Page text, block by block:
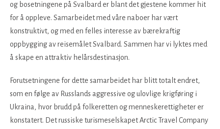
og bosetningene på Svalbard er blant det gjestene kommer hit
for å oppleve. Samarbeidet med våre naboer har vært
konstruktivt, og med en felles interesse av bærekraftig
oppbygging av reisemålet Svalbard. Sammen har vi lyktes med
å skape en attraktiv helårsdestinasjon.
Forutsetningene for dette samarbeidet har blitt totalt endret,
som en følge av Russlands aggressive og ulovlige krigføring i
Ukraina, hvor brudd på folkeretten og menneskerettigheter er
konstatert. Det russiske turismeselskapet Arctic Travel Company